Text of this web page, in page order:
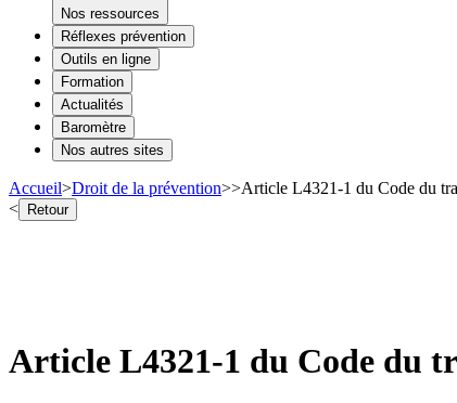
Nos ressources
Réflexes prévention
Outils en ligne
Formation
Actualités
Baromètre
Nos autres sites
Accueil>Droit de la prévention>>Article L4321-1 du Code du
< Retour
Article L4321-1 du Code du